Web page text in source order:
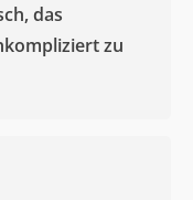
das
zu